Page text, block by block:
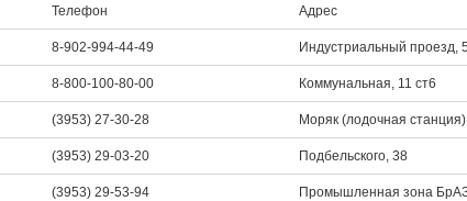
Телефон Адрес
8-902-994-44-49 Индустриальный проезд,
8-800-100-80-00 Коммунальная, 11 ст6
(3953) 27-30-28 Моряк (лодочная
(3953) 29-03-20 Подбельского, 38
(3953) 29-53-94 Промышленная зона